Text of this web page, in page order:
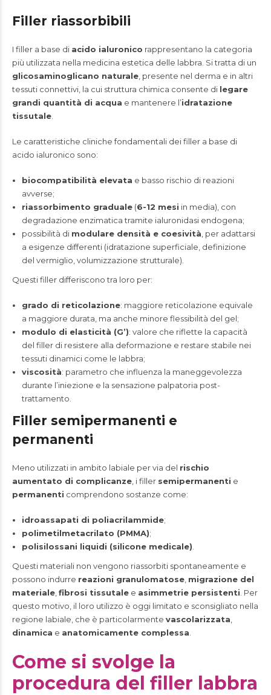
Filler riassorbibili
I filler a base di acido ialuronico rappresentano la categoria
più utilizzata nella medicina estetica delle labbra. Si tratta di un
glicosaminoglicano naturale , presente nel derma e in altri
tessuti connettivi, la cui struttura chimica consente di legare
grandi quantità di acqua e mantenere l’idratazione
tissutale
Le caratteristiche cliniche fondamentali dei filler a base di
acido ialuronico sono:
biocompatibilità elevata e basso rischio di reazioni
avverse;
riassorbimento graduale(6-12 mesi in media), con
degradazione enzimatica tramite ialuronidasi endogena;
possibilità di modulare densità e coesività , per adattarsi
a esigenze differenti (idratazione superficiale, definizione
del vermiglio, volumizzazione strutturale).
Questi filler differiscono tra loro per:
grado di reticolazione: maggiore reticolazione equivale
a maggiore durata, ma anche minore flessibilità del gel;
modulo di elasticità (G’): valore che riflette la capacità
del filler di resistere alla deformazione e restare stabile nei
tessuti dinamici come le labbra;
viscosità: parametro che influenza la maneggevolezza
durante l’iniezione e la sensazione palpatoria post-
trattamento.
Filler semipermanenti e
permanenti
Meno utilizzati in ambito labiale per via del rischio
aumentato di complicanze , i filler semipermanenti e
permanenti comprendono sostanze come:
idroassapati di poliacrilammide;
polimetilmetacrilato (PMMA);
polisilossani liquidi (silicone medicale)
Questi materiali non vengono riassorbiti spontaneamente e
possono indurre reazioni granulomatose migrazione del
materiale fibrosi tissutale e asimmetrie persistenti . Per
questo motivo, il loro utilizzo è oggi limitato e sconsigliato nella
regione labiale, che è particolarmente vascolarizzata
dinamica e anatomicamente complessa
Come si svolge la
procedura del filler labbra